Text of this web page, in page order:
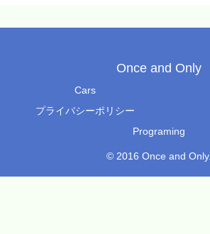
Once and Only
Cars
プライバシーポリシー
Programing
© 2016 Once and Only.